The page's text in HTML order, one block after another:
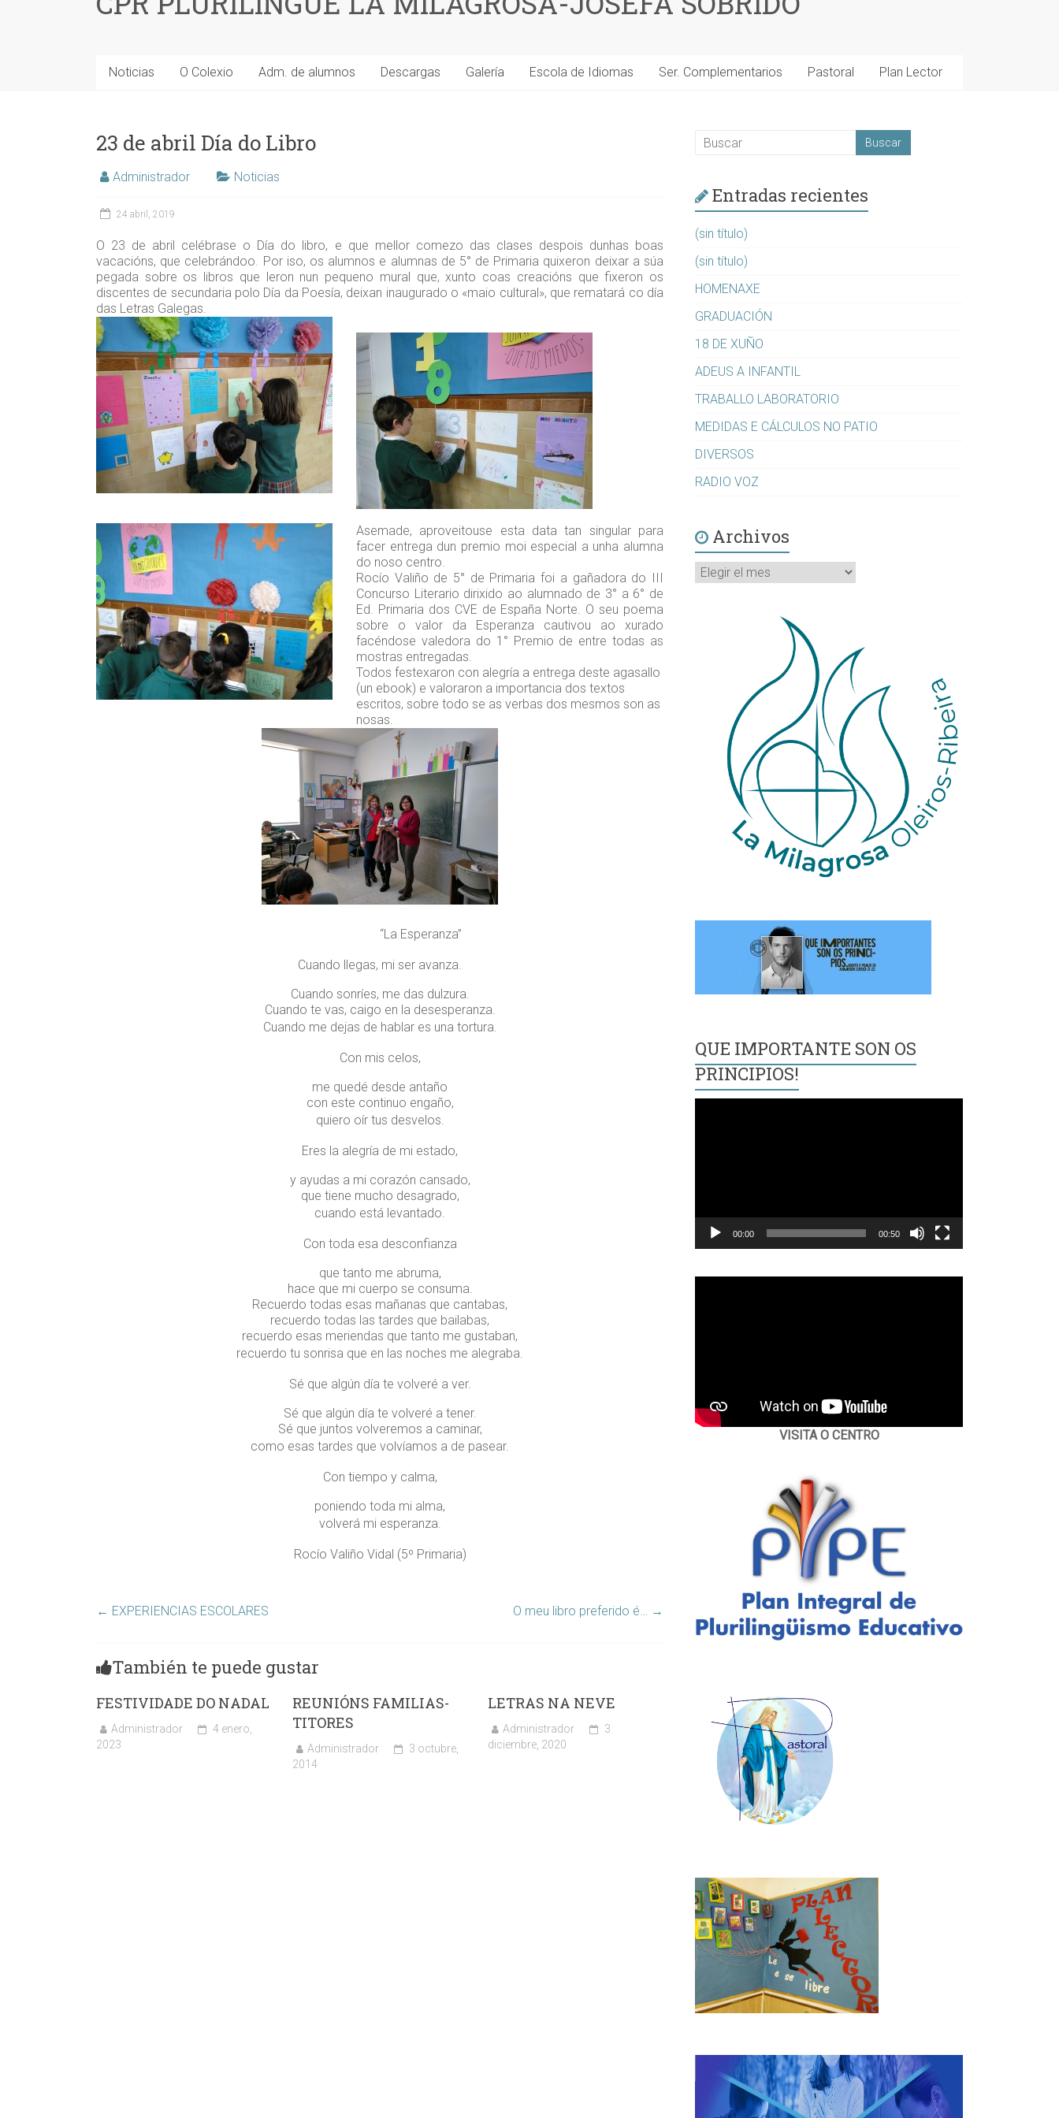
Noticias O Colexio Adm. de alumnos Descargas Galería Escola de Idiomas Ser. Complementarios Pastoral Plan Lector
23 de abril Día do Libro
Administrador Noticias
24 abril, 2019
O 23 de abril celébrase o Día do libro, e que mellor comezo das clases despois dunhas boas
vacacións, que celebrándoo. Por iso, os alumnos e alumnas de 5° de Primaria quixeron deixar a súa
pegada sobre os libros que leron nun pequeno mural que, xunto coas creacións que fixeron os
discentes de secundaria polo Día da Poesía, deixan inaugurado o «maio cultural», que rematará co día
das Letras Galegas.
Asemade, aproveitouse esta data tan singular para
facer entrega dun premio moi especial a unha alumna
do noso centro.
Rocío Valiño de 5° de Primaria foi a gañadora do III
Concurso Literario dirixido ao alumnado de 3° a 6° de
Ed. Primaria dos CVE de España Norte. O seu poema
sobre o valor da Esperanza cautivou ao xurado
facéndose valedora do 1° Premio de entre todas as
mostras entregadas.
Todos festexaron con alegría a entrega deste agasallo
(un ebook) e valoraron a importancia dos textos
escritos, sobre todo se as verbas dos mesmos son as
nosas.
“La Esperanza”
Cuando llegas, mi ser avanza.
Cuando sonríes, me das dulzura.
Cuando te vas, caigo en la desesperanza.
Cuando me dejas de hablar es una tortura.
Con mis celos,
me quedé desde antaño
con este continuo engaño,
quiero oír tus desvelos.
Eres la alegría de mi estado,
y ayudas a mi corazón cansado,
que tiene mucho desagrado,
cuando está levantado.
Con toda esa desconfianza
que tanto me abruma,
hace que mi cuerpo se consuma.
Recuerdo todas esas mañanas que cantabas,
recuerdo todas las tardes que bailabas,
recuerdo esas meriendas que tanto me gustaban,
recuerdo tu sonrisa que en las noches me alegraba.
Sé que algún día te volveré a ver.
Sé que algún día te volveré a tener.
Sé que juntos volveremos a caminar,
como esas tardes que volvíamos a de pasear.
Con tiempo y calma,
poniendo toda mi alma,
volverá mi esperanza.
Rocío Valiño Vidal (5º Primaria)
← EXPERIENCIAS ESCOLARES O meu libro preferido é… →
También te puede gustar
FESTIVIDADE DO NADAL
Administrador
4 enero,
2023
REUNIÓNS FAMILIAS-
TITORES
Administrador
3 octubre,
2014
LETRAS NA NEVE
Administrador
3
diciembre, 2020
Entradas recientes
(sin título)
(sin título)
HOMENAXE
GRADUACIÓN
18 DE XUÑO
ADEUS A INFANTIL
TRABALLO LABORATORIO
MEDIDAS E CÁLCULOS NO PATIO
DIVERSOS
RADIO VOZ
Archivos
Archivos
QUE IMPORTANTE SON OS
PRINCIPIOS!
00:00 00:50
VISITA O CENTRO